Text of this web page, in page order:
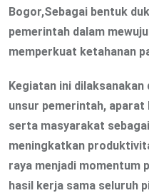
Bogor,Sebagai bentuk
pemerintah dalam
memperkuat ketahanan
Kegiatan ini
unsur pemerintah, aparat
serta masyarakat
meningkatkan
raya menjadi momentum
hasil kerja sama seluruh